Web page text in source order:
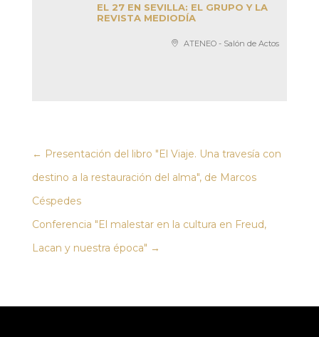
EL 27 EN SEVILLA: EL GRUPO Y LA
REVISTA MEDIODÍA
ATENEO - Salón de Actos
← Presentación del libro "El Viaje. Una travesía con
destino a la restauración del alma", de Marcos
Céspedes
Conferencia "El malestar en la cultura en Freud,
Lacan y nuestra época" →